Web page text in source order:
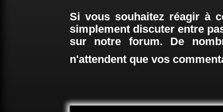
Si vous souhaitez réagir à
simplement discuter entre
sur notre forum. De
n'attendent que vos